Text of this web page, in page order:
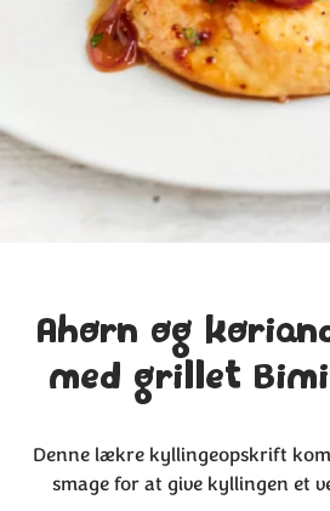
Ahorn og
med grillet Bimi
Denne lækre kyllingeopskrift
smage for at give kyllingen et